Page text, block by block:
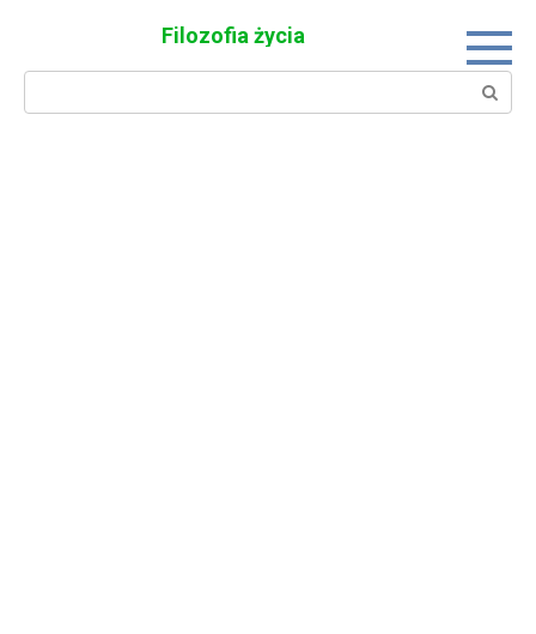
Filozofia życia
Search: